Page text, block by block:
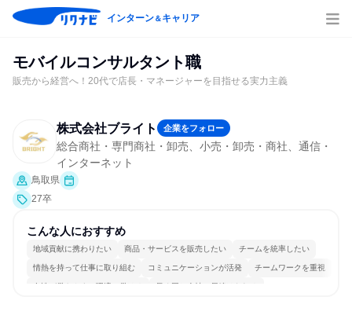
インターン＆キャリア
モバイルコンサルタント職
販売から経営へ！20代で店長・マネージャーを目指せる実力主義
株式会社ブライト 企業をフォロー
総合商社・専門商社・卸売、小売・卸売・商社、通信・
インターネット
鳥取県
27卒
こんな人におすすめ
地域貢献に携わりたい 商品・サービスを販売したい チームを統率したい
情熱を持って仕事に取り組む コミュニケーションが活発 チームワークを重視
女性が働きやすい環境で働ける 長く同じ会社に居続けられる